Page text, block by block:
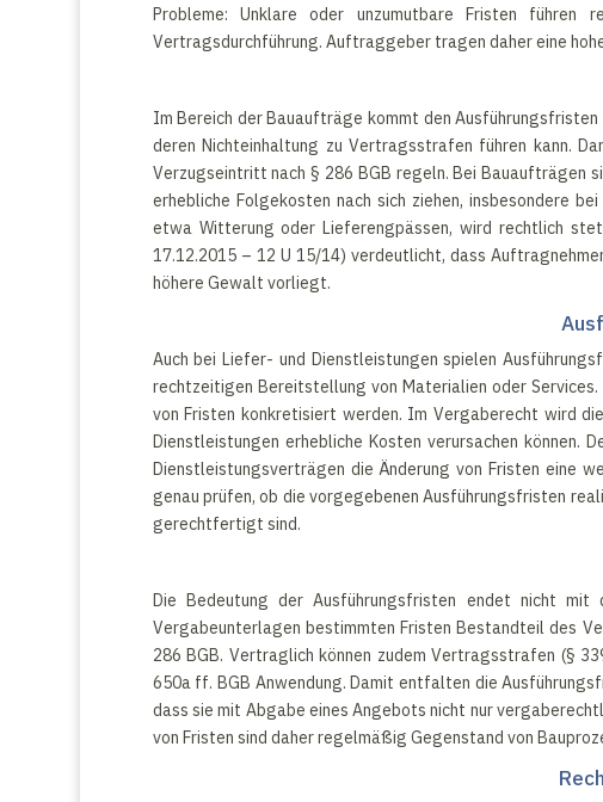
Probleme: Unklare oder unzumutbare Fristen führen
Vertragsdurchführung. Auftraggeber tragen daher eine
Im Bereich der Bauaufträge kommt den
deren Nichteinhaltung zu Vertragsstrafen führen kann.
Verzugseintritt nach § 286 BGB regeln. Bei Bauaufträgen
erhebliche Folgekosten nach sich ziehen, insbesondere
etwa Witterung oder Lieferengpässen, wird rechtlich
17.12.2015 – 12 U 15/14) verdeutlicht, dass
höhere Gewalt vorliegt.
Auch bei Liefer- und Dienstleistungen spielen
rechtzeitigen Bereitstellung von Materialien oder
von Fristen konkretisiert werden. Im Vergaberecht wird
Dienstleistungen erhebliche Kosten verursachen können.
Dienstleistungsverträgen die Änderung von Fristen eine
genau prüfen, ob die vorgegebenen Ausführungsfristen
gerechtfertigt sind.
Die Bedeutung der Ausführungsfristen endet nicht
Vergabeunterlagen bestimmten Fristen Bestandteil des
286 BGB. Vertraglich können zudem Vertragsstrafen (§
650a ff. BGB Anwendung. Damit entfalten die
dass sie mit Abgabe eines Angebots nicht nur
von Fristen sind daher regelmäßig Gegenstand von